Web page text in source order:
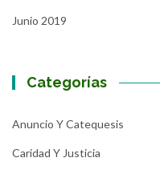
Junio 2019
Categorías
Anuncio Y Catequesis
Caridad Y Justicia